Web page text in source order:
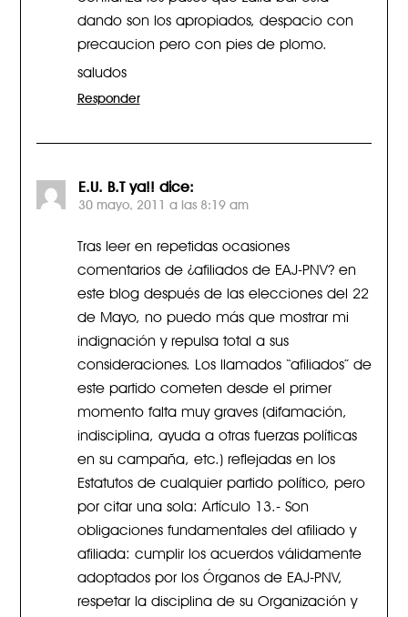
dando son los apropiados, despacio con
precaucion pero con pies de plomo.
saludos
Responder
E.U. B.T ya!! dice:
30 mayo, 2011 a las 8:19 am
Tras leer en repetidas ocasiones
comentarios de ¿afiliados de EAJ-PNV? en
este blog después de las elecciones del 22
de Mayo, no puedo más que mostrar mi
indignación y repulsa total a sus
consideraciones. Los llamados “afiliados” de
este partido cometen desde el primer
momento falta muy graves (difamación,
indisciplina, ayuda a otras fuerzas políticas
en su campaña, etc.) reflejadas en los
Estatutos de cualquier partido político, pero
por citar una sola: Artículo 13.- Son
obligaciones fundamentales del afiliado y
afiliada: cumplir los acuerdos válidamente
adoptados por los Órganos de EAJ-PNV,
respetar la disciplina de su Organización y